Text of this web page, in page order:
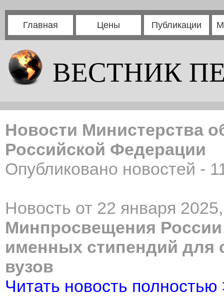
Главная Цены Публикации
ВЕСТНИК
Новости Министерства
Российской Федерации
Опубликовано новостей -
Новость от 22 января
Минпросвещения России
именных стипендий для
вузов
Читать новость полностью